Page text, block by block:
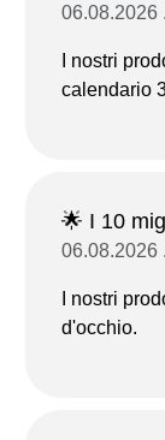
06.08.2026
I nostri
calendario
🌟 I 10
06.08.2026
I nostri
d'occhio.